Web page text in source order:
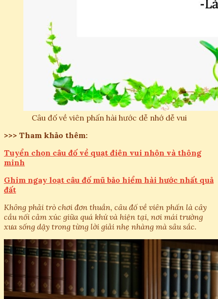
Câu đố về viên phấn hài hước dễ nhớ dễ vui
>>> Tham khảo thêm:
Tuyển chọn câu đố về quạt điện vui nhộn và thông
minh
Ghim ngay loạt câu đố mũ bảo hiểm hài hước nhất quả
đất
Không phải trò chơi đơn thuần, câu đố về viên phấn là cây
cầu nối cảm xúc giữa quá khứ và hiện tại, nơi mái trường
xưa sống dậy trong từng lời giải nhẹ nhàng mà sâu sắc.